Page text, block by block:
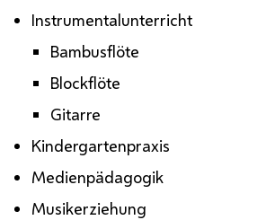
Instrumentalunterricht
Bambusflöte
Blockflöte
Gitarre
Kindergartenpraxis
Medienpädagogik
Musikerziehung